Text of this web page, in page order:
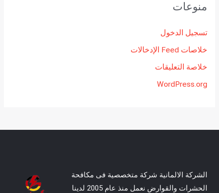
منوعات
تسجيل الدخول
خلاصات Feed الإدخالات
خلاصة التعليقات
WordPress.org
الشركة الالمانية شركة متخصصية فى مكافحة
الحشرات والقوارض نعمل منذ عام 2005 لدينا